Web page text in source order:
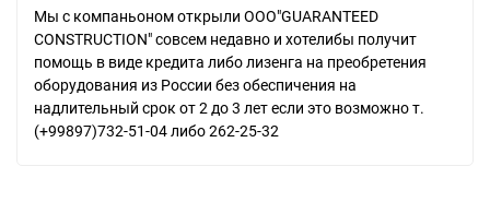
Мы с компаньоном открыли ООО"GUARANTEED
CONSTRUCTION" совсем недавно и хотелибы получит
помощь в виде кредита либо лизенга на преобретения
оборудования из России без обеспичения на
надлительный срок от 2 до 3 лет если это возможно т.
(+99897)732-51-04 либо 262-25-32